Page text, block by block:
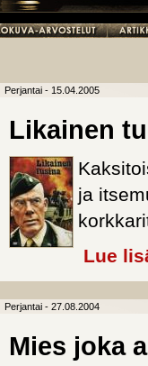
Perjantai - 15.04.2005
Likainen
ja
Lue
Perjantai - 27.08.2004
Mies joka